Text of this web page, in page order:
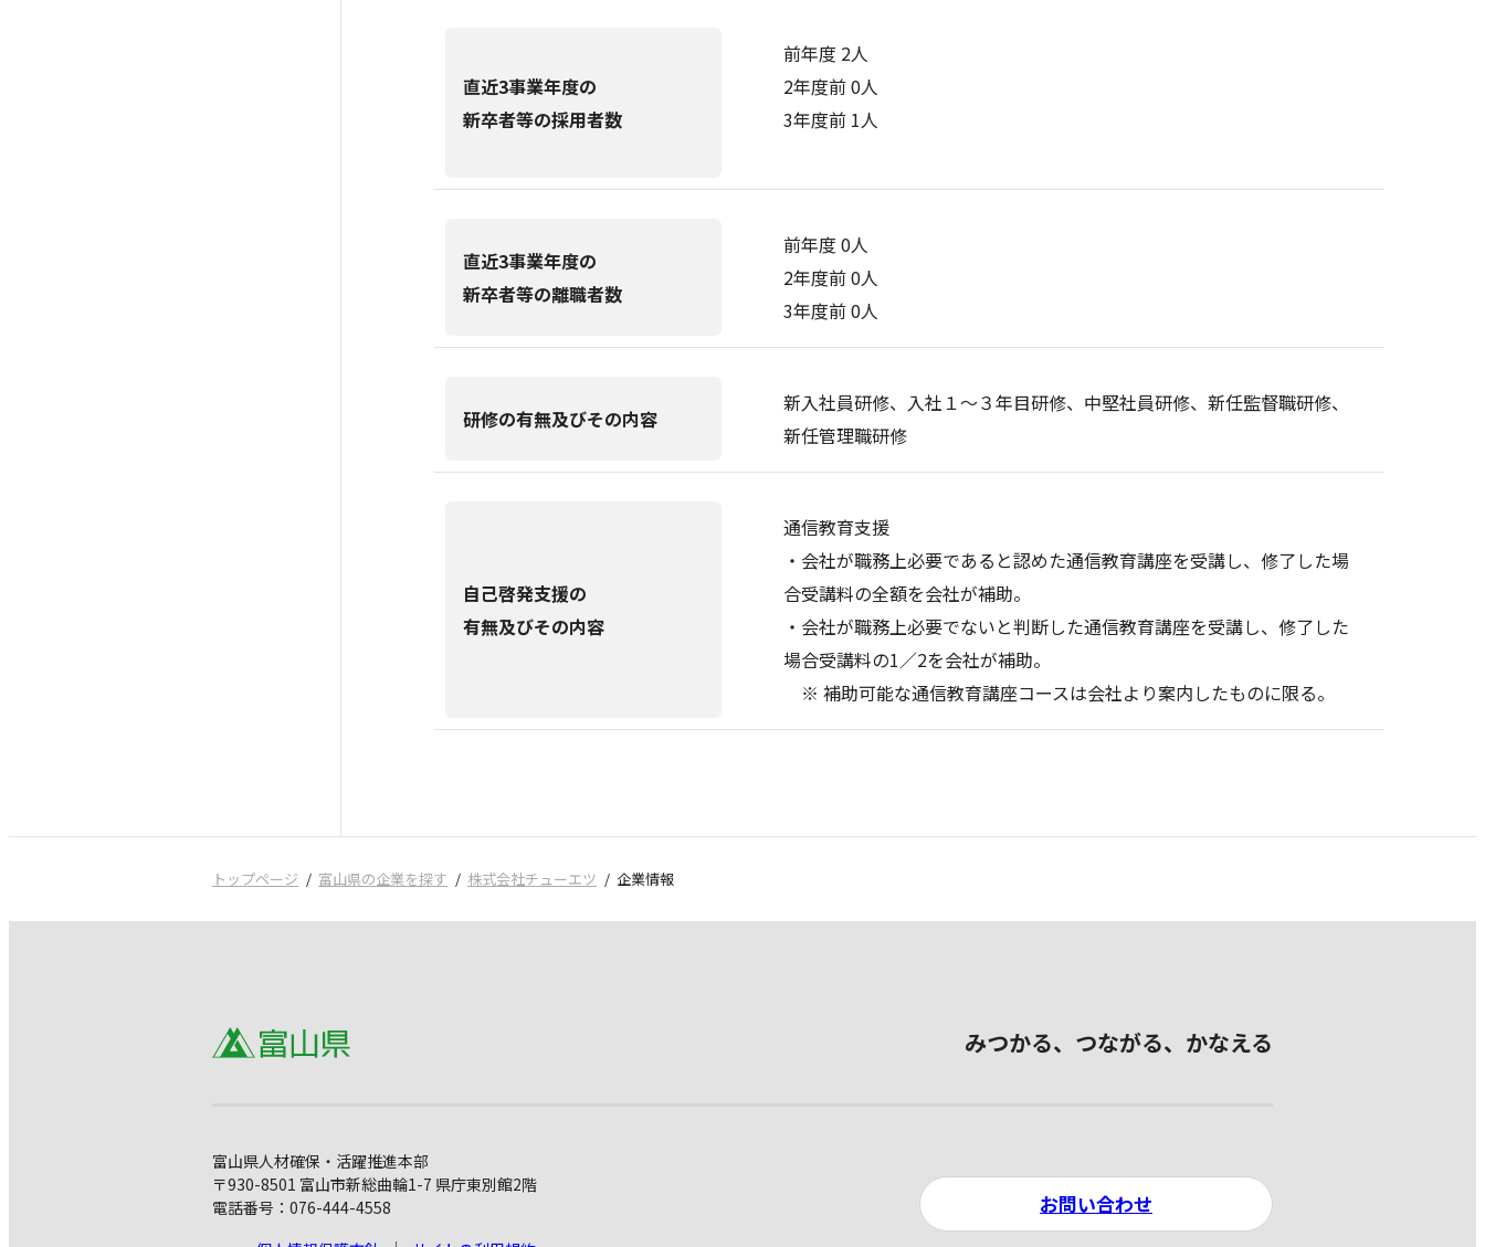
直近3事業年度の
新卒者等の採用者数
前年度 2人
2年度前 0人
3年度前 1人
直近3事業年度の
新卒者等の離職者数
前年度 0人
2年度前 0人
3年度前 0人
研修の有無及びその内容
新入社員研修、入社１～３年目研修、中堅社員研修、新任監督職研修、
新任管理職研修
自己啓発支援の
有無及びその内容
通信教育支援
・会社が職務上必要であると認めた通信教育講座を受講し、修了した場
合受講料の全額を会社が補助。
・会社が職務上必要でないと判断した通信教育講座を受講し、修了した
場合受講料の1／2を会社が補助。
※ 補助可能な通信教育講座コースは会社より案内したものに限る。
トップページ 富山県の企業を探す 株式会社チューエツ 企業情報
みつかる、つながる、かなえる
富山県人材確保・活躍推進本部
〒930-8501 富山市新総曲輪1-7 県庁東別館2階
電話番号：076-444-4558
お問い合わせ